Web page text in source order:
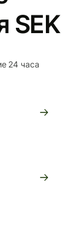
SEK
24 часа